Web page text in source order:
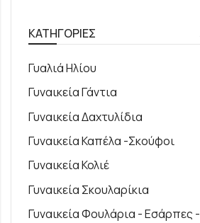
ΚΑΤΗΓΟΡΊΕΣ
Γυαλιά Ηλίου
Γυναικεία Γάντια
Γυναικεία Δαχτυλίδια
Γυναικεία Καπέλα -Σκούφοι
Γυναικεία Κολιέ
Γυναικεία Σκουλαρίκια
Γυναικεία Φουλάρια - Εσάρπες -